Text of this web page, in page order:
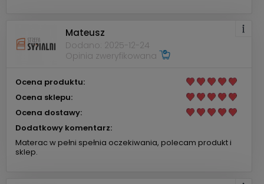
Mateusz
Dodano: 2025-12-24
Opinia zweryfikowana
Ocena produktu:
Ocena sklepu:
Ocena dostawy:
Dodatkowy komentarz:
Materac w pełni spełnia oczekiwania, polecam produkt i
sklep.